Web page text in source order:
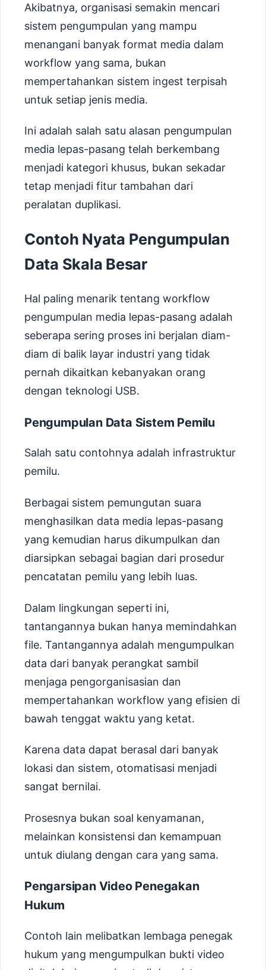
Akibatnya, organisasi semakin mencari
sistem pengumpulan yang mampu
menangani banyak format media dalam
workflow yang sama, bukan
mempertahankan sistem ingest terpisah
untuk setiap jenis media.
Ini adalah salah satu alasan pengumpulan
media lepas-pasang telah berkembang
menjadi kategori khusus, bukan sekadar
tetap menjadi fitur tambahan dari
peralatan duplikasi.
Contoh Nyata Pengumpulan
Data Skala Besar
Hal paling menarik tentang workflow
pengumpulan media lepas-pasang adalah
seberapa sering proses ini berjalan diam-
diam di balik layar industri yang tidak
pernah dikaitkan kebanyakan orang
dengan teknologi USB.
Pengumpulan Data Sistem Pemilu
Salah satu contohnya adalah infrastruktur
pemilu.
Berbagai sistem pemungutan suara
menghasilkan data media lepas-pasang
yang kemudian harus dikumpulkan dan
diarsipkan sebagai bagian dari prosedur
pencatatan pemilu yang lebih luas.
Dalam lingkungan seperti ini,
tantangannya bukan hanya memindahkan
file. Tantangannya adalah mengumpulkan
data dari banyak perangkat sambil
menjaga pengorganisasian dan
mempertahankan workflow yang efisien di
bawah tenggat waktu yang ketat.
Karena data dapat berasal dari banyak
lokasi dan sistem, otomatisasi menjadi
sangat bernilai.
Prosesnya bukan soal kenyamanan,
melainkan konsistensi dan kemampuan
untuk diulang dengan cara yang sama.
Pengarsipan Video Penegakan
Hukum
Contoh lain melibatkan lembaga penegak
hukum yang mengumpulkan bukti video